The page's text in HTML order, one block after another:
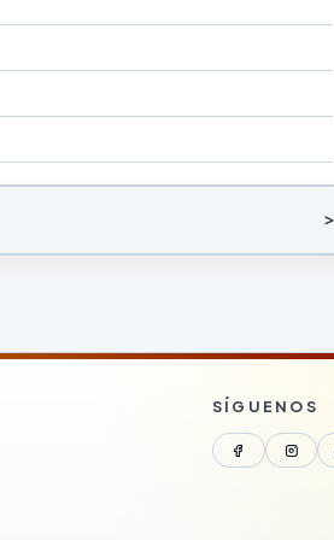
SÍGUENOS